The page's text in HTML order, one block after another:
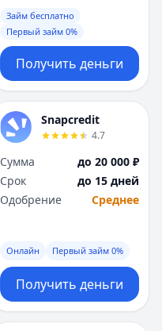
Займ бесплатно
Первый займ 0%
Получить деньги
Snapcredit
4.7
Сумма
до 20 000 ₽
Срок
до 15 дней
Одобрение
Среднее
Онлайн Первый займ 0%
Получить деньги